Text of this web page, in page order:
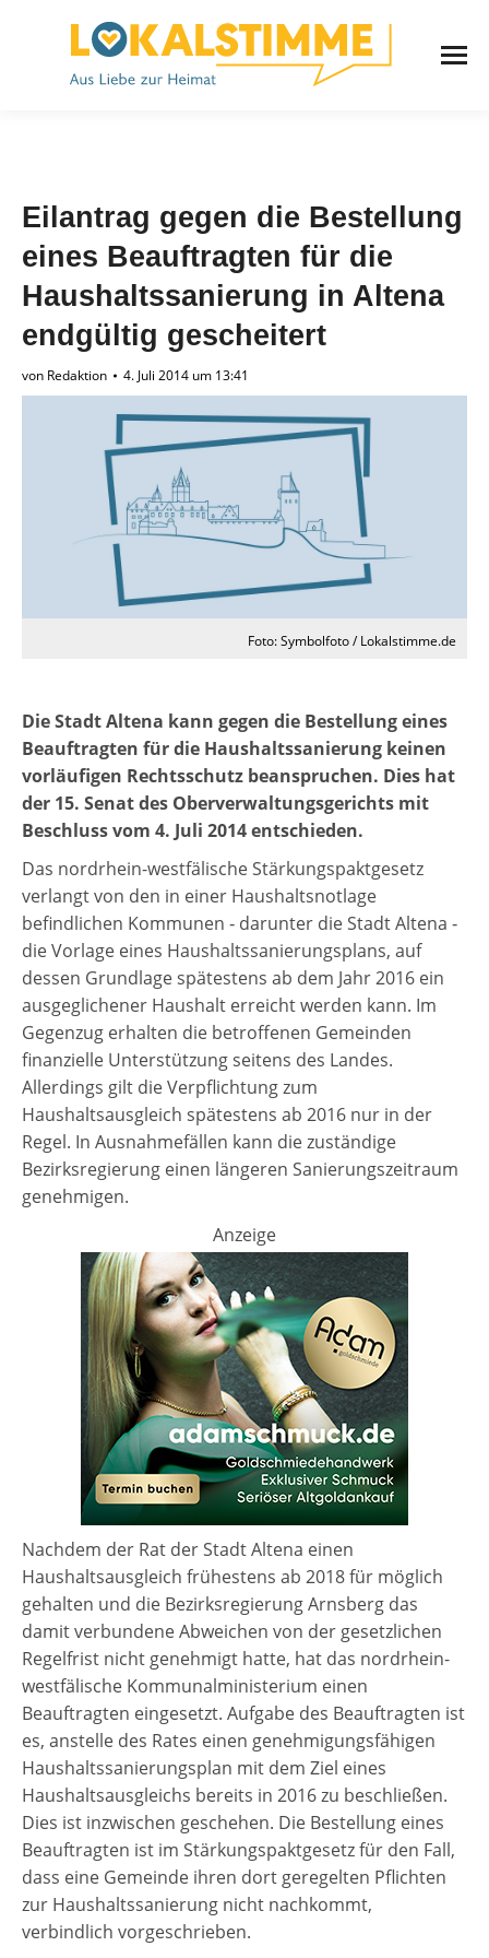
Eilantrag gegen die Bestellung
eines Beauftragten für die
Haushaltssanierung in Altena
endgültig gescheitert
von Redaktion 4. Juli 2014 um 13:41
Foto: Symbolfoto / Lokalstimme.de
Die Stadt Altena kann gegen die Bestellung eines
Beauftragten für die Haushaltssanierung keinen
vorläufigen Rechtsschutz beanspruchen. Dies hat
der 15. Senat des Oberverwaltungsgerichts mit
Beschluss vom 4. Juli 2014 entschieden.
Das nordrhein-westfälische Stärkungspaktgesetz
verlangt von den in einer Haushaltsnotlage
befindlichen Kommunen ‑ darunter die Stadt Altena ‑
die Vorlage eines Haushaltssanierungsplans, auf
dessen Grundlage spätestens ab dem Jahr 2016 ein
ausgeglichener Haushalt erreicht werden kann. Im
Gegenzug erhalten die betroffenen Gemeinden
finanzielle Unterstützung seitens des Landes.
Allerdings gilt die Verpflichtung zum
Haushaltsausgleich spätestens ab 2016 nur in der
Regel. In Ausnahmefällen kann die zuständige
Bezirksregierung einen längeren Sanierungszeitraum
genehmigen.
Anzeige
Nachdem der Rat der Stadt Altena einen
Haushaltsausgleich frühestens ab 2018 für möglich
gehalten und die Bezirksregierung Arnsberg das
damit verbundene Abweichen von der gesetzlichen
Regelfrist nicht genehmigt hatte, hat das nordrhein-
westfälische Kommunalministerium einen
Beauftragten eingesetzt. Aufgabe des Beauftragten ist
es, anstelle des Rates einen genehmigungsfähigen
Haushaltssanierungsplan mit dem Ziel eines
Haushaltsausgleichs bereits in 2016 zu beschließen.
Dies ist inzwischen geschehen. Die Bestellung eines
Beauftragten ist im Stärkungs­paktgesetz für den Fall,
dass eine Gemeinde ihren dort geregelten Pflichten
zur Haushaltssanierung nicht nachkommt,
verbindlich vorgeschrieben.